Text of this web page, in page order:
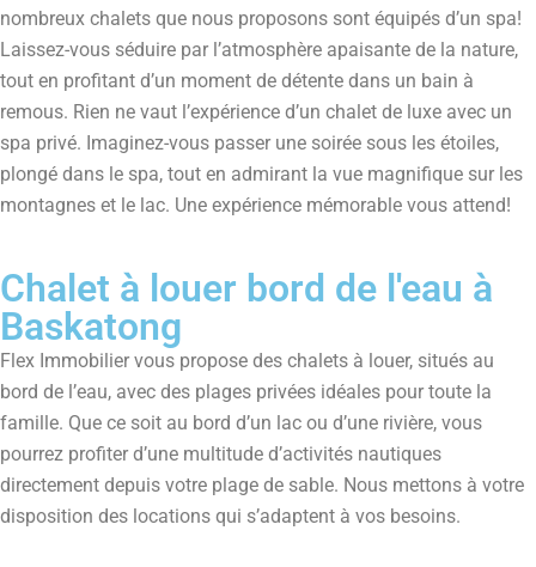
nombreux chalets que nous proposons sont équipés d’un spa!
Laissez-vous séduire par l’atmosphère apaisante de la nature,
tout en profitant d’un moment de détente dans un bain à
remous. Rien ne vaut l’expérience d’un chalet de luxe avec un
spa privé. Imaginez-vous passer une soirée sous les étoiles,
plongé dans le spa, tout en admirant la vue magnifique sur les
montagnes et le lac. Une expérience mémorable vous attend!
Chalet à louer bord de l'eau à
Baskatong
Flex Immobilier vous propose des chalets à louer, situés au
bord de l’eau, avec des plages privées idéales pour toute la
famille. Que ce soit au bord d’un lac ou d’une rivière, vous
pourrez profiter d’une multitude d’activités nautiques
directement depuis votre plage de sable. Nous mettons à votre
disposition des locations qui s’adaptent à vos besoins.